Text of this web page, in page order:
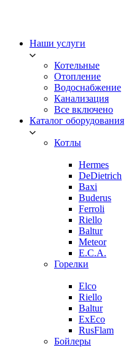
Наши услуги
Котельные
Отопление
Водоснабжение
Канализация
Все включено
Каталог оборудования
Котлы
Hermes
DeDietrich
Baxi
Buderus
Ferroli
Riello
Baltur
Meteor
E.C.A.
Горелки
Elco
Riello
Baltur
ExEco
RusFlam
Бойлеры